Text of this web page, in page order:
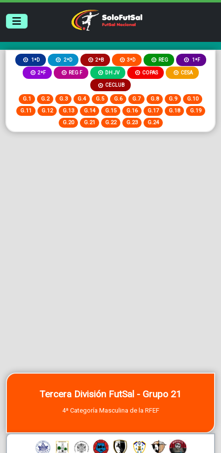
1ªD 2ªD 2ªB 3ªD REG 1ªF
2ªF REG F DH JV COPAS CESA
CECLUB
G.1 G.2 G.3 G.4 G.5 G.6 G.7 G.8 G.9
G.10
G.11
G.12 G.13 G.14 G.15 G.16 G.17 G.18
G.19
G.20
G.21 G.22 G.23 G.24
Tercera División FutSal - Grupo 21
4ª Categoría Masculina de la RFEF